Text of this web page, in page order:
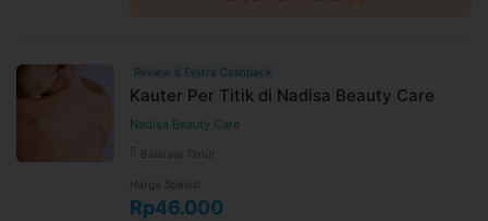
Review & Ekstra Cashback
Kauter Per Titik di Nadisa Beauty Care
Nadisa Beauty Care
Balaraja Timur
Harga Spesial
Rp46.000